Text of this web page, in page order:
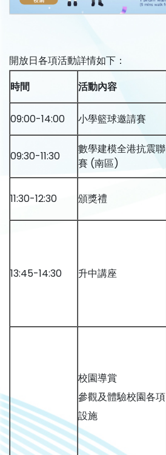
開放日各項活動詳情如下：
時間
活動內容
09:00-14:00 小學籃球邀請賽
09:30-11:30
數學建模全港抗震聯
賽 (南區)
11:30-12:30 頒獎禮
13:45-14:30 升中講座
校園導賞
參觀及體驗校園各項
設施